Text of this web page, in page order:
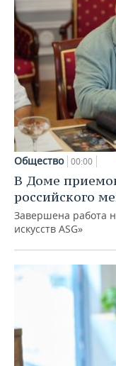
Общество 00:00
В Доме
российского
Завершена работа
искусств ASG»